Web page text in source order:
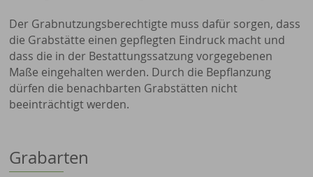
Der Grabnutzungsberechtigte muss dafür sorgen, dass
die Grabstätte einen gepflegten Eindruck macht und
dass die in der Bestattungssatzung vorgegebenen
Maße eingehalten werden. Durch die Bepflanzung
dürfen die benachbarten Grabstätten nicht
beeinträchtigt werden.
Grabarten